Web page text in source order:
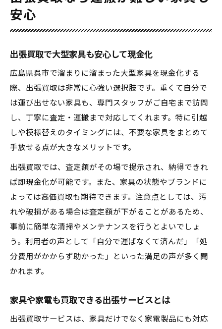
安心
出張買取で大型家具も安心して現金化
広島県呉市で溜まりに溜まった大型家具を現金化する
際、出張買取は非常に心強い選択肢です。重くて自分で
は運び出せない家具も、専門スタッフがご自宅まで訪問
し、丁寧に査定・運搬まで対応してくれます。特に引越
しや模様替えのタイミングには、不要な家具をまとめて
手放せる点が大きなメリットです。
出張買取では、査定額がその場で提示され、納得できれ
ば即現金化が可能です。また、家具の状態やブランドに
よっては高価買取も期待できます。注意点としては、汚
れや破損がある場合は査定額が下がることがあるため、
事前に簡単な清掃やメンテナンスを行うとよいでしょ
う。利用者の声として「自分で運ばなくて済んだ」「処
分費用がかからず助かった」といった満足の声が多く聞
かれます。
家具や家電も買取できる出張サービスとは
出張買取サービスは、家具だけでなく家電製品にも対応